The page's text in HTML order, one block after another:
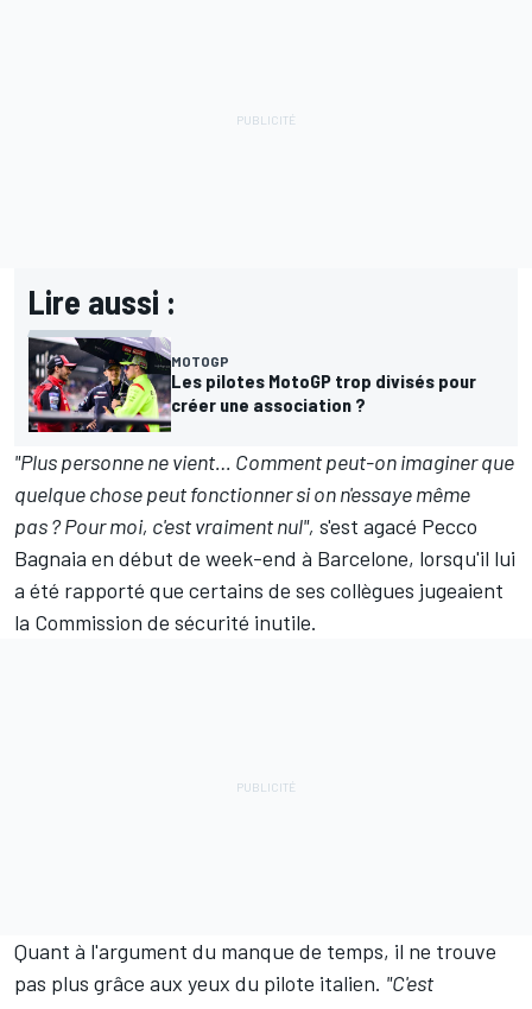
Lire aussi :
MOTOGP
Les pilotes MotoGP trop divisés pour
créer une association ?
"Plus personne ne vient… Comment peut-on imaginer que
quelque chose peut fonctionner si on n'essaye même
pas?Pour moi, c'est vraiment nul", s'est agacé Pecco
Bagnaia en début de week-end à Barcelone, lorsqu'il lui
a été rapporté que certains de ses collègues jugeaient
la Commission de sécurité inutile.
Quant à l'argument du manque de temps, il ne trouve
pas plus grâce aux yeux du pilote italien. "C'est